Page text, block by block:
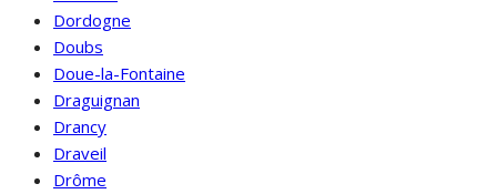
Dordogne
Doubs
Doue-la-Fontaine
Draguignan
Drancy
Draveil
Drôme